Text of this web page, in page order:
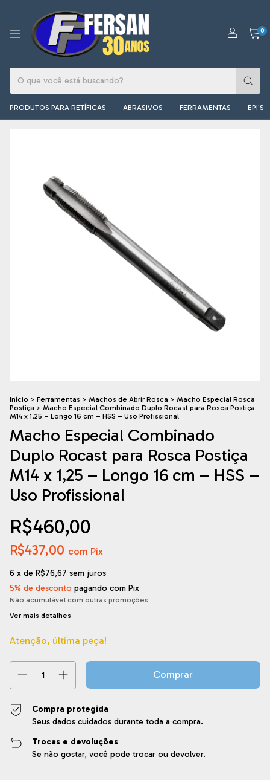
0
PRODUTOS PARA RETÍFICAS ABRASIVOS FERRAMENTAS EPI'S
Início > Ferramentas > Machos de Abrir Rosca > Macho Especial Rosca
Postiça > Macho Especial Combinado Duplo Rocast para Rosca Postiça
M14 x 1,25 – Longo 16 cm – HSS – Uso Profissional
Macho Especial Combinado
Duplo Rocast para Rosca Postiça
M14 x 1,25 – Longo 16 cm – HSS –
Uso Profissional
R$460,00
R$437,00 com Pix
6 x de R$76,67 sem juros
5% de desconto pagando com Pix
Não acumulável com outras promoções
Ver mais detalhes
Atenção, última peça!
Compra protegida
Seus dados cuidados durante toda a compra.
Trocas e devoluções
Se não gostar, você pode trocar ou devolver.